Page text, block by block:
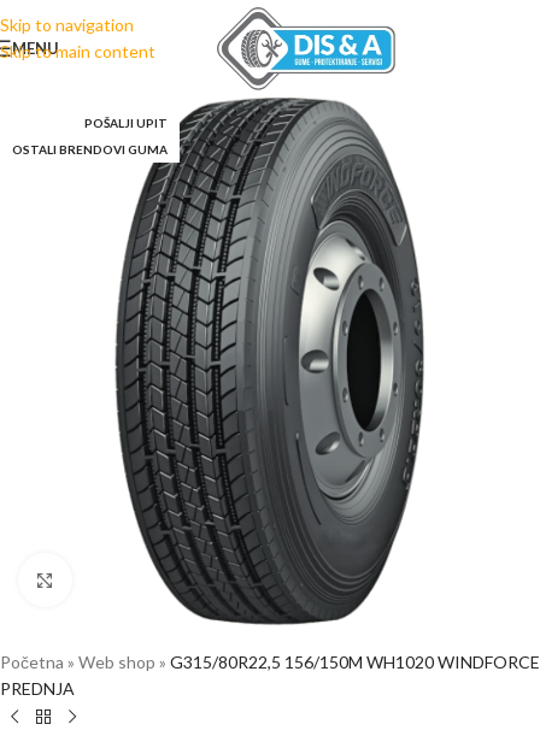
Skip to navigation
Skip to main content
MENU
POŠALJI UPIT
OSTALI BRENDOVI GUMA
Click to enlarge
Početna » Web shop » G315/80R22,5 156/150M WH1020 WINDFORCE
PREDNJA